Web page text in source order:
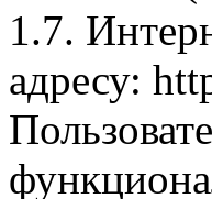
1.7.
адресу: